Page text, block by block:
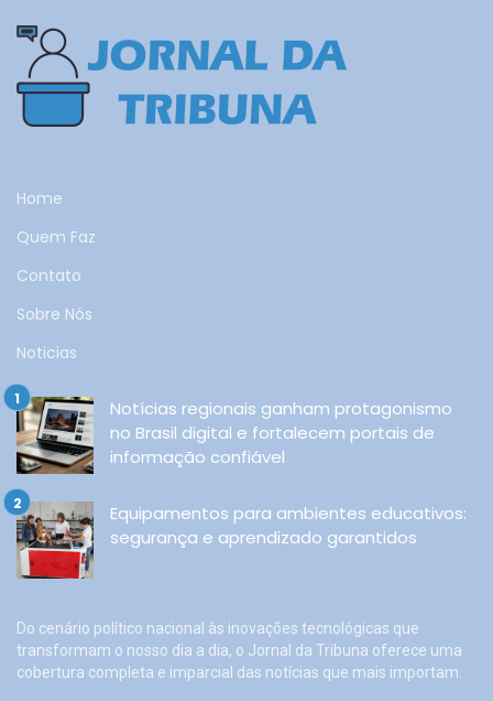
Home
Quem Faz
Contato
Sobre Nós
Noticias
Notícias regionais ganham protagonismo
no Brasil digital e fortalecem portais de
informação confiável
Equipamentos para ambientes educativos:
segurança e aprendizado garantidos
Do cenário político nacional às inovações tecnológicas que
transformam o nosso dia a dia, o Jornal da Tribuna oferece uma
cobertura completa e imparcial das notícias que mais importam.